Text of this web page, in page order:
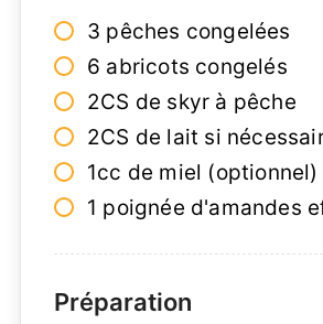
3 pêches congelées
6 abricots congelés
2CS de skyr à pêche
2CS de lait si
1cc de miel (optionnel)
1 poignée d'amandes
Préparation